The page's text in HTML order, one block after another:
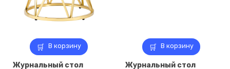
В корзину
Журнальный стол
В корзину
Журнальный стол